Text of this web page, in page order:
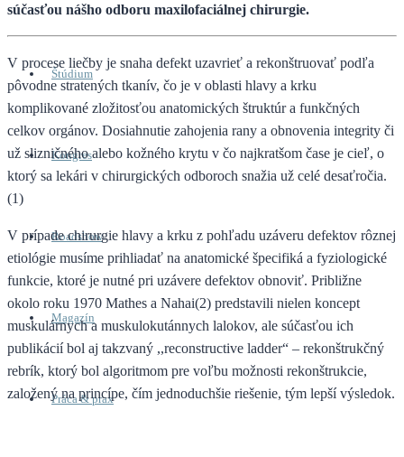
Štúdium
Kongres
Roadshow
Magazín
Práca & prax
súčasťou nášho odboru maxilofaciálnej chirurgie.
V procese liečby je snaha defekt uzavrieť a rekonštruovať podľa
pôvodne stratených tkanív, čo je v oblasti hlavy a krku
komplikované zložitosťou anatomických štruktúr a funkčných
celkov orgánov. Dosiahnutie zahojenia rany a obnovenia integrity či
už slizničného alebo kožného krytu v čo najkratšom čase je cieľ, o
ktorý sa lekári v chirurgických odboroch snažia už celé desaťročia.
(1)
V prípade chirurgie hlavy a krku z pohľadu uzáveru defektov rôznej
etiológie musíme prihliadať na anatomické špecifiká a fyziologické
funkcie, ktoré je nutné pri uzávere defektov obnoviť. Približne
okolo roku 1970 Mathes a Nahai(2) predstavili nielen koncept
muskulárnych a muskulokutánnych lalokov, ale súčasťou ich
publikácií bol aj takzvaný ,,reconstructive ladder“ – rekonštrukčný
rebrík, ktorý bol algoritmom pre voľbu možnosti rekonštrukcie,
založený na princípe, čím jednoduchšie riešenie, tým lepší výsledok.